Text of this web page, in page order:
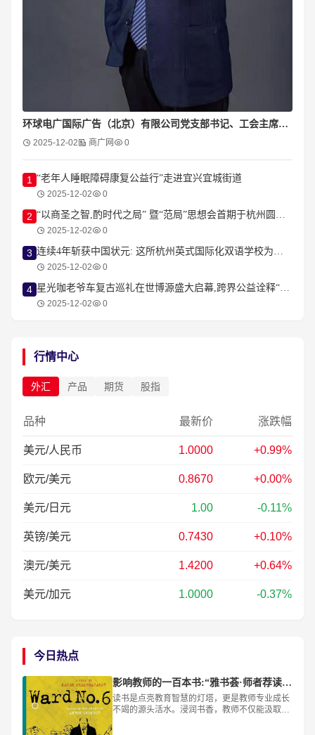
环球电广国际广告（北京）有限公司党支部书记、工会主席陈海斌
2025-12-02 商广网 0
1 “老年人睡眠障碍康复公益行”走进宜兴宜城街道
2025-12-02 0
2 “以商圣之智,酌时代之局” 暨“范局”思想会首期于杭州圆满落幕
2025-12-02 0
3 连续4年斩获中国状元: 这所杭州英式国际化双语学校为何频繁登顶IGCSE考试?
2025-12-02 0
4 星光咖老爷车复古巡礼在世博源盛大启幕,跨界公益诠释“车与爱”的浪漫
2025-12-02 0
行情中心
外汇 产品 期货 股指
品种 最新价 涨跌幅
美元/人民币 1.0000 +0.99%
欧元/美元 0.8670 +0.00%
美元/日元 1.00 -0.11%
英镑/美元 0.7430 +0.10%
澳元/美元 1.4200 +0.64%
美元/加元 1.0000 -0.37%
今日热点
影响教师的一百本书:“雅书荟·师者荐读”—杭州市和家园小学黄家欢推荐《第六病房》
读书是点亮教育智慧的灯塔，更是教师专业成长
不竭的源头活水。浸润书香，教师不仅能汲取专